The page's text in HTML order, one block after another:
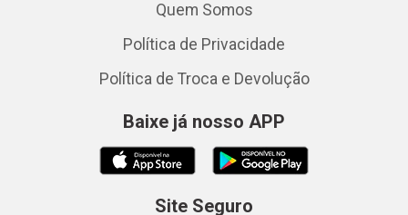
Quem Somos
Política de Privacidade
Política de Troca e Devolução
Baixe já nosso APP
Site Seguro